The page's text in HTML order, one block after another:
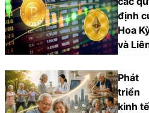
định
Hoa
và
châu
đối với
Phát
triển
kinh tế